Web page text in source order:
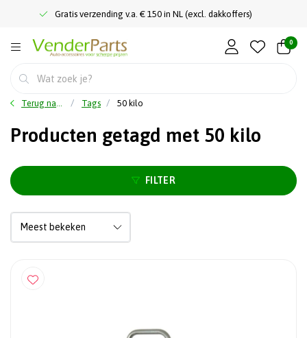
Gratis verzending v.a. € 150 in NL (excl. dakkoffers)
0
Terug naar home Tags 50 kilo
Producten getagd met 50 kilo
FILTER